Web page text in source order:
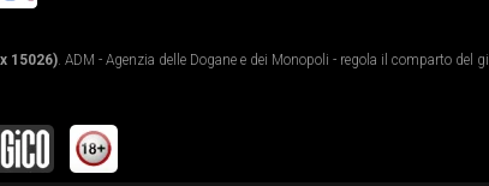
15026). ADM - Agenzia delle Dogane e dei Monopoli - regola il comparto del